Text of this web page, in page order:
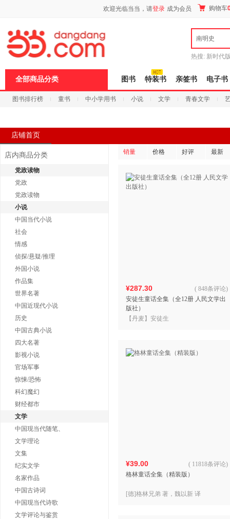
欢迎光临当当，请登录 成为会员 购物车
南明史
热搜: 新时代
全部商品分类 图书 特装书 亲签书 电子书
图书排行榜 童书 中小学用书 小说 文学 青春文学
店铺首页
店内商品分类
党政读物
党政
党政读物
小说
中国当代小说
社会
情感
侦探/悬疑/推理
外国小说
作品集
世界名著
中国近现代小说
历史
中国古典小说
四大名著
影视小说
官场军事
惊悚/恐怖
科幻魔幻
财经都市
文学
中国现当代随笔、
文学理论
文集
纪实文学
名家作品
中国古诗词
中国现当代诗歌
文学评论与鉴赏
销量 价格 好评 最新
¥287.30
安徒生童话全集（全12册 人民文学出
版社）
( 848条评论)
【丹麦】安徒生
¥39.00
格林童话全集（精装版）
( 11818条评论)
[德]格林兄弟 著，魏以新 译
页
浪
键
打